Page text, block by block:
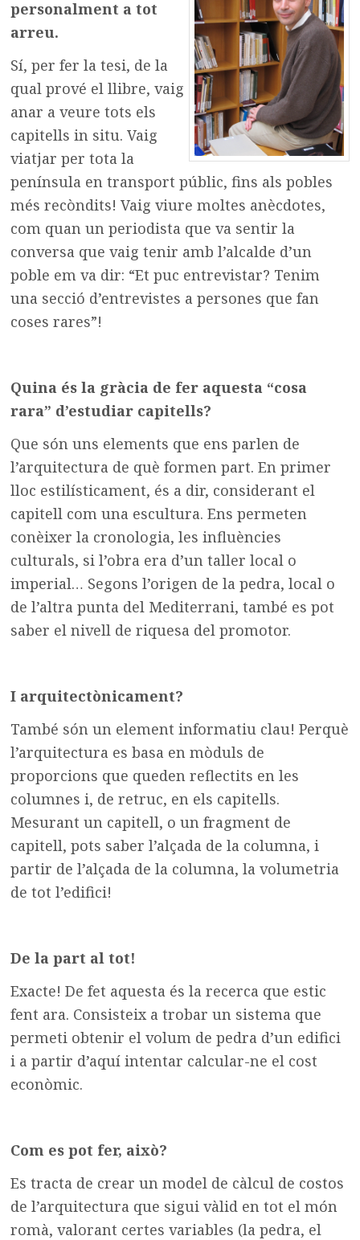
personalment a tot
arreu.
Sí, per fer la tesi, de la
qual prové el llibre, vaig
anar a veure tots els
capitells in situ. Vaig
viatjar per tota la
península en transport públic, fins als pobles
més recòndits! Vaig viure moltes anècdotes,
com quan un periodista que va sentir la
conversa que vaig tenir amb l’alcalde d’un
poble em va dir: “Et puc entrevistar? Tenim
una secció d’entrevistes a persones que fan
coses rares”!
Quina és la gràcia de fer aquesta “cosa
rara” d’estudiar capitells?
Que són uns elements que ens parlen de
l’arquitectura de què formen part. En primer
lloc estilísticament, és a dir, considerant el
capitell com una escultura. Ens permeten
conèixer la cronologia, les influències
culturals, si l’obra era d’un taller local o
imperial… Segons l’origen de la pedra, local o
de l’altra punta del Mediterrani, també es pot
saber el nivell de riquesa del promotor.
I arquitectònicament?
També són un element informatiu clau! Perquè
l’arquitectura es basa en mòduls de
proporcions que queden reflectits en les
columnes i, de retruc, en els capitells.
Mesurant un capitell, o un fragment de
capitell, pots saber l’alçada de la columna, i
partir de l’alçada de la columna, la volumetria
de tot l’edifici!
De la part al tot!
Exacte! De fet aquesta és la recerca que estic
fent ara. Consisteix a trobar un sistema que
permeti obtenir el volum de pedra d’un edifici
i a partir d’aquí intentar calcular-ne el cost
econòmic.
Com es pot fer, això?
Es tracta de crear un model de càlcul de costos
de l’arquitectura que sigui vàlid en tot el món
romà, valorant certes variables (la pedra, el